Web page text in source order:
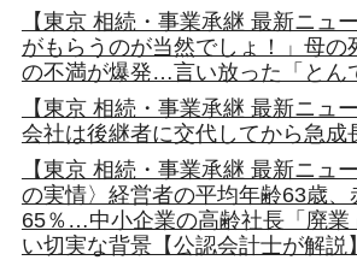
【東京 相続・事業承継 最新ニュ
がもらうのが当然でしょ！」母の
の不満が爆発…言い放った「とん
【東京 相続・事業承継 最新ニュ
会社は後継者に交代してから急成
【東京 相続・事業承継 最新ニュ
の実情〉経営者の平均年齢63歳、
65％…中小企業の高齢社長「廃業
い切実な背景【公認会計士が解説】